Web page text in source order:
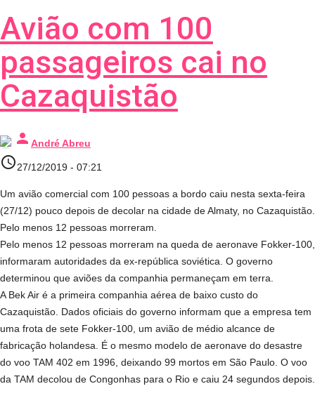
Avião com 100
passageiros cai no
Cazaquistão
person André Abreu
access_time27/12/2019 - 07:21
Um avião comercial com 100 pessoas a bordo caiu nesta sexta-feira
(27/12) pouco depois de decolar na cidade de Almaty, no Cazaquistão.
Pelo menos 12 pessoas morreram.
Pelo menos 12 pessoas morreram na queda de aeronave Fokker-100,
informaram autoridades da ex-república soviética. O governo
determinou que aviões da companhia permaneçam em terra.
A Bek Air é a primeira companhia aérea de baixo custo do
Cazaquistão. Dados oficiais do governo informam que a empresa tem
uma frota de sete Fokker-100, um avião de médio alcance de
fabricação holandesa. É o mesmo modelo de aeronave do desastre
do voo TAM 402 em 1996, deixando 99 mortos em São Paulo. O voo
da TAM decolou de Congonhas para o Rio e caiu 24 segundos depois.